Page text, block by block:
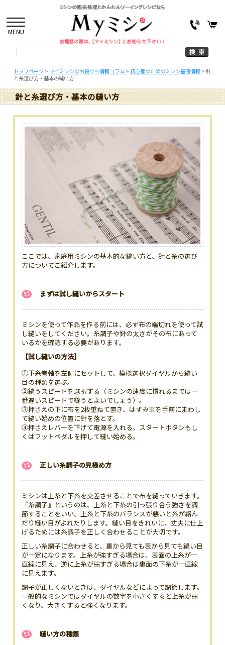
MENU
トップページ> マイミシンのお役立ち情報コラム> 初心者のためのミシン基礎情報> 針
と糸選び方・基本の縫い方
針と糸選び方・基本の縫い方
ここでは、家庭用ミシンの基本的な縫い方と、針と糸の選び
方についてご紹介します。
まずは試し縫いからスタート
ミシンを使って作品を作る前には、必ず布の端切れを使って試
し縫いをしてください。糸調子や針の太さがその布にあって
いるかを確認する必要があります。
【試し縫いの方法】
①下糸巻軸を左側にセットして、模様選択ダイヤルから縫い
目の種類を選ぶ。
②縫うスピードを選択する（ミシンの速度に慣れるまでは一
番遅いスピードで縫うとよいでしょう）。
③押さえの下に布を2枚重ねて置き、はずみ車を手前にまわし
て縫い始めの位置に針を落とす。
④押さえレバーを下げて電源を入れる。スタートボタンもし
くはフットペダルを押して縫い始める。
正しい糸調子の見極め方
ミシンは上糸と下糸を交差させることで布を縫っていきます。
『糸調子』というのは、上糸と下糸の引っ張り合う強さを調
節することをいい、上糸と下糸のバランスが悪いと糸が絡ん
だり縫い目がよれたりします。縫い目をきれいに、丈夫に仕上
げるためには糸調子を正しく合わせることが大切です。
正しい糸調子に合わせると、裏から見ても表から見ても縫い目
が一定になります。上糸が強すぎる場合は、表面の上糸が一
直線に見え、逆に上糸が弱すぎる場合は裏面の下糸が一直線
に見えます。
調子が正しくないときは、ダイヤルなどによって調節します。
一般的なミシンではダイヤルの数字を小さくすると上糸が弱
くなり、大きくすると強くなります。
縫い方の種類